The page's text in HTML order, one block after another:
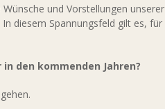
und Vorstellungen unserer
diesem Spannungsfeld gilt es, für
den kommenden Jahren?